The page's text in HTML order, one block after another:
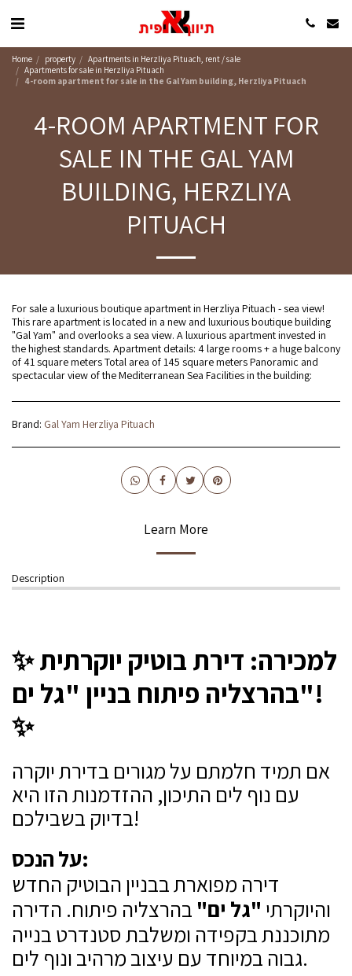
Home property
Apartments in Herzliya Pituach, rent / sale
Apartments for sale in Herzliya Pituach
4-room apartment for sale in the Gal Yam building, Herzliya Pituach
4-ROOM APARTMENT FOR
SALE IN THE GAL YAM
BUILDING, HERZLIYA
PITUACH
For sale a luxurious boutique apartment in Herzliya Pituach - sea view!
This rare apartment is located in a new and luxurious boutique building
"Gal Yam" and overlooks a sea view. A luxurious apartment invested in
the highest standards. Apartment details: 4 large rooms + a huge balcony
of 41 square meters Total area of ​​145 square meters Panoramic and
spectacular view of the Mediterranean Sea Facilities in the building:
Brand: Gal Yam Herzliya Pituach
Learn More
Description
✨ למכירה: דירת בוטיק יוקרתית
בהרצליה פיתוח בניין "גל ים"!
✨
אם תמיד חלמתם על מגורים בדירת יוקרה
עם נוף לים התיכון, ההזדמנות הזו היא
בדיוק בשבילכם!
על הנכס:
דירה מפוארת בבניין הבוטיק החדש
והיוקרתי "גל ים" בהרצליה פיתוח. הדירה
מתוכננת בקפידה ומשלבת סטנדרט בנייה
גבוה במיוחד עם עיצוב מרהיב ונוף לים.